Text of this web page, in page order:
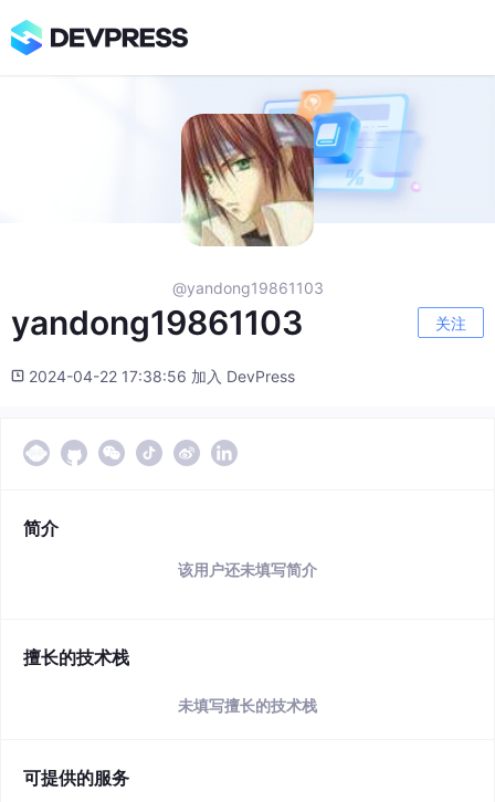
@yandong19861103
yandong19861103 关注
2024-04-22 17:38:56 加入 DevPress
简介
该用户还未填写简介
擅长的技术栈
未填写擅长的技术栈
可提供的服务